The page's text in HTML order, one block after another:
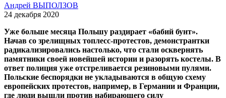
Андрей ВЫПОЛЗОВ
24 декабря 2020
Уже больше месяца Польшу раздирает «бабий бунт».
Начав со зрелищных топлесс-протестов, демонстрантки
радикализировались настолько, что стали осквернять
памятники своей новейшей истории и разорять костелы. В
ответ полиция уже отстреливается резиновыми пулями.
Польские беспорядки не укладываются в общую схему
европейских протестов, например, в Германии и Франции,
где люди вышли против набирающего силу